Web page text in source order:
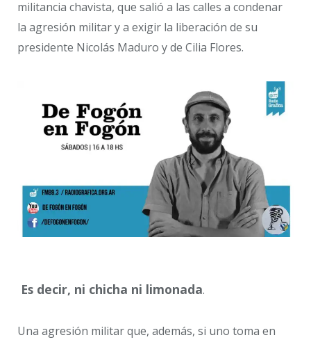
militancia chavista, que salió a las calles a condenar
la agresión militar y a exigir la liberación de su
presidente Nicolás Maduro y de Cilia Flores.
Es decir, ni chicha ni limonada.
Una agresión militar que, además, si uno toma en